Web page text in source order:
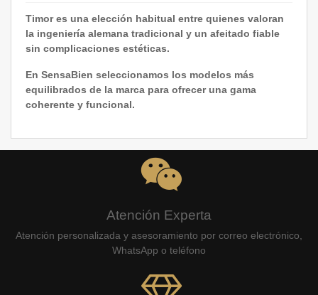
Timor es una elección habitual entre quienes valoran
la ingeniería alemana tradicional y un afeitado fiable
sin complicaciones estéticas.
En SensaBien seleccionamos los modelos más
equilibrados de la marca para ofrecer una gama
coherente y funcional.
Atención Experta
Atención personalizada y asesoramiento por correo electrónico,
WhatsApp o teléfono